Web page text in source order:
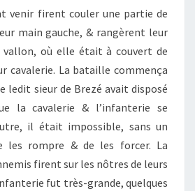
venir firent couler une partie de
main gauche, & rangèrent leur
vallon, où elle était à couvert de
cavalerie. La bataille commença
ledit sieur de Brezé avait disposé
la cavalerie & l’infanterie se
il était impossible, sans un
les rompre & de les forcer. La
firent sur les nôtres de leurs
fut très-grande, quelques